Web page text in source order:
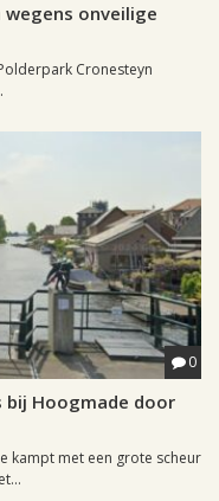
onveilige
Cronesteyn
0
bij Hoogmade door
kampt met een grote scheur